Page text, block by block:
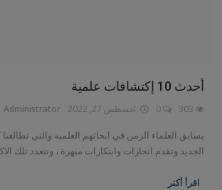
أحدث 10 إكتشافات علمية
Administrator اغسطس 27, 2022
يسابق العلماء الزمن في ابحاثهم العلمية والتي
الجديد وتقدم انجازات وابتكارات مبهرة ، وتتعدد تلك
اقرأ أكثر